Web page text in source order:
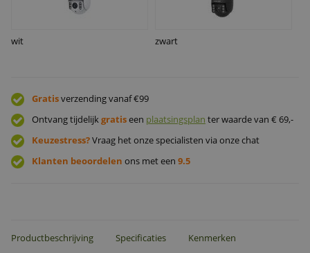
wit zwart
Gratisverzending vanaf €99
Ontvang tijdelijkgratiseen plaatsingsplan ter waarde van € 69,-
Keuzestress?Vraag het onze specialisten via onze chat
Klanten beoordelen ons met een 9.5
Productbeschrijving Specificaties
Kenmerken